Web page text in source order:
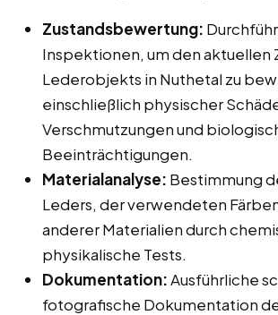
Zustandsbewertung:
Inspektionen, um den aktuellen
Lederobjekts in Nuthetal zu
einschließlich physischer
Verschmutzungen und
Beeinträchtigungen.
Materialanalyse: Bestimmung
Leders, der verwendeten
anderer Materialien durch
physikalische Tests.
Dokumentation:Ausführliche
fotografische Dokumentation